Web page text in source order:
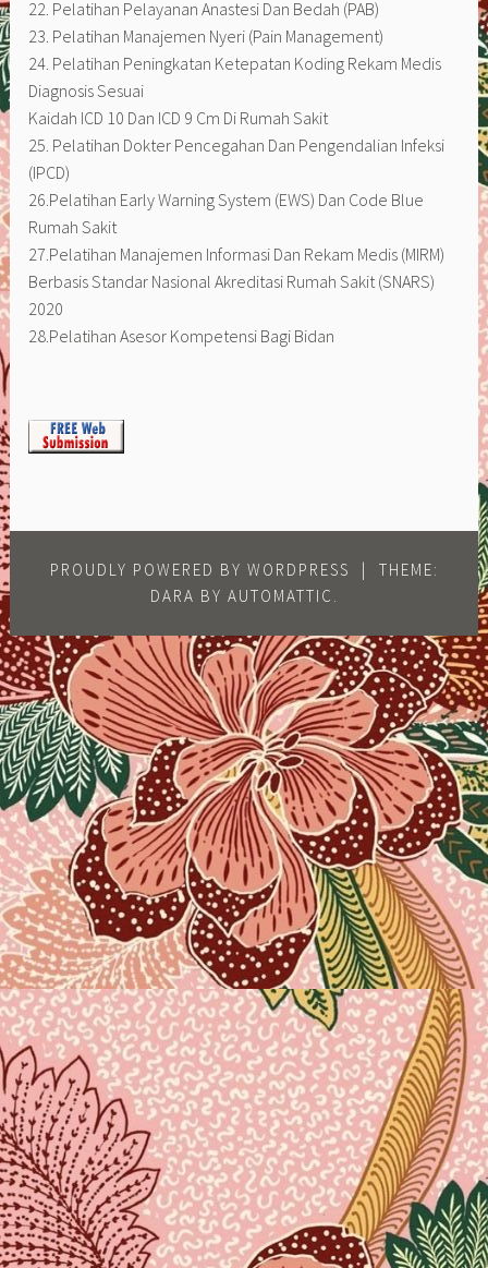
22. Pelatihan Pelayanan Anastesi Dan Bedah (PAB)
23. Pelatihan Manajemen Nyeri (Pain Management)
24. Pelatihan Peningkatan Ketepatan Koding Rekam Medis
Diagnosis Sesuai
Kaidah ICD 10 Dan ICD 9 Cm Di Rumah Sakit
25. Pelatihan Dokter Pencegahan Dan Pengendalian Infeksi
(IPCD)
26.Pelatihan Early Warning System (EWS) Dan Code Blue
Rumah Sakit
27.Pelatihan Manajemen Informasi Dan Rekam Medis (MIRM)
Berbasis Standar Nasional Akreditasi Rumah Sakit (SNARS)
2020
28.Pelatihan Asesor Kompetensi Bagi Bidan
PROUDLY POWERED BY WORDPRESS |
THEME:
DARA BY AUTOMATTIC .